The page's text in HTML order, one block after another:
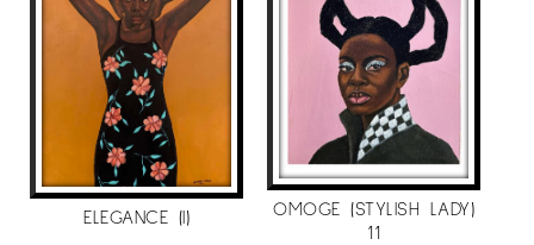
Master of Contemporaneity, StART. Saatchi
Gallery, London.
Més informació sobre l’artista Tomiwa Arobieke
a l’Instagram@galeriaespaicavallers
ELEGANCE (I)
OMOGE (STYLISH LADY)
11